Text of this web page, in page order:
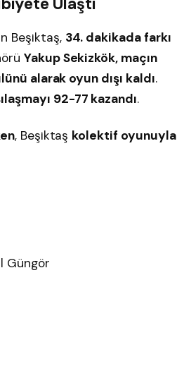
Beşiktaş, 34. dakikada farkı
Yakup Sekizkök, maçın
alarak oyun dışı kaldı.
92-77 kazandı.
, Beşiktaş kolektif oyunuyla
Güngör